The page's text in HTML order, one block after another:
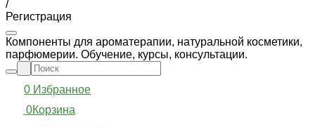
/
Регистрация
Компоненты для ароматерапии, натуральной косметики,
парфюмерии. Обучение, курсы, консультации.
0 Избранное
0Корзина